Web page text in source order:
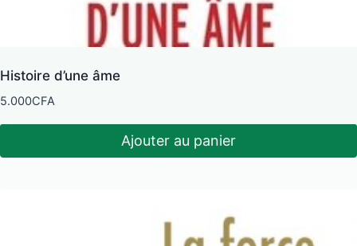
Histoire d’une âme
5.000CFA
Ajouter au panier